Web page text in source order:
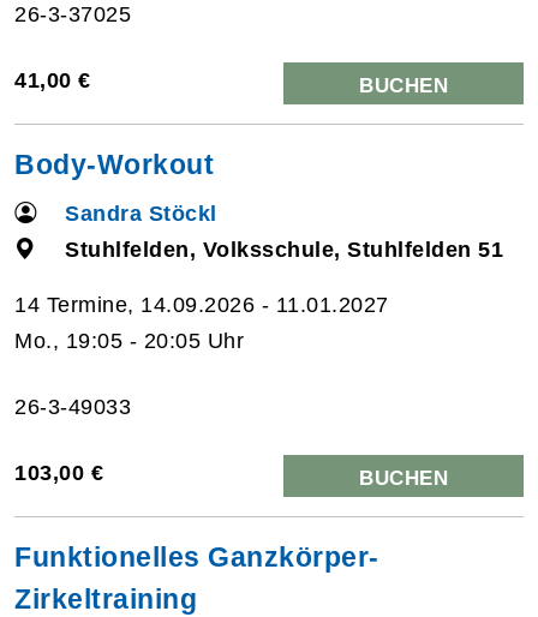
26-3-37025
41,00 € BUCHEN
Body-Workout
Sandra Stöckl
Stuhlfelden, Volksschule, Stuhlfelden 51
14 Termine, 14.09.2026 - 11.01.2027
Mo., 19:05 - 20:05 Uhr
26-3-49033
103,00 € BUCHEN
Funktionelles Ganzkörper-
Zirkeltraining